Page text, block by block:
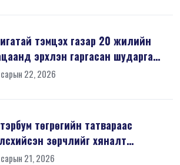
тэмцэх газар 20 жилийн
эрхлэн гаргасан шударга
22, 2026
төгрөгийн татвараас
зөрчлийг хяналт
...
21, 2026